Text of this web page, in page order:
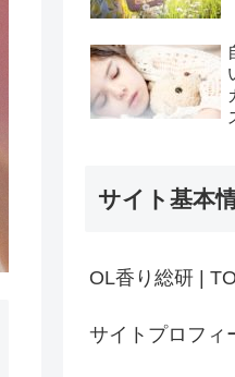
サイト基本
OL香り総研 |
サイトプロフィ